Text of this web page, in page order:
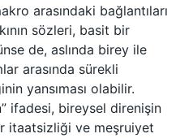
arasındaki bağlantıları
sözleri, basit bir
de, aslında birey ile
arasında sürekli
yansıması olabilir.
ifadesi, bireysel direnişin
itaatsizliği ve meşruiyet